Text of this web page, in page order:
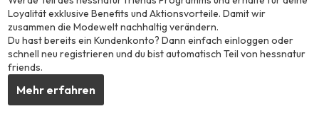
Loyalität exklusive Benefits und Aktionsvorteile. Damit wir
zusammen die Modewelt nachhaltig verändern.
Du hast bereits ein Kundenkonto? Dann einfach einloggen oder
schnell neu registrieren und du bist automatisch Teil von hessnatur
friends.
Mehr erfahren